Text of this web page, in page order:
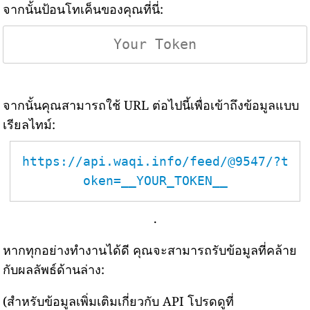
จากนั้นป้อนโทเค็นของคุณที่นี่:
จากนั้นคุณสามารถใช้ URL ต่อไปนี้เพื่อเข้าถึงข้อมูลแบบ
เรียลไทม์:
https://api.waqi.info/feed/@9547/?t
oken=__YOUR_TOKEN__
.
หากทุกอย่างทำงานได้ดี คุณจะสามารถรับข้อมูลที่คล้าย
กับผลลัพธ์ด้านล่าง:
(สำหรับข้อมูลเพิ่มเติมเกี่ยวกับ API โปรดดูที่